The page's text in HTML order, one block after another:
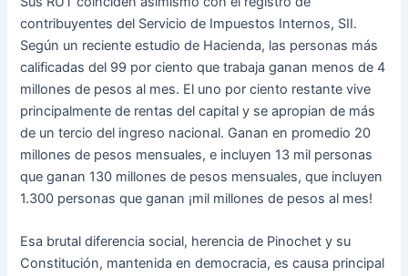
contribuyentes del Servicio de Impuestos Internos, SII.
Según un reciente estudio de Hacienda, las personas más
calificadas del 99 por ciento que trabaja ganan menos de 4
millones de pesos al mes. El uno por ciento restante vive
principalmente de rentas del capital y se apropian de más
de un tercio del ingreso nacional. Ganan en promedio 20
millones de pesos mensuales, e incluyen 13 mil personas
que ganan 130 millones de pesos mensuales, que incluyen
1.300 personas que ganan ¡mil millones de pesos al mes!
Esa brutal diferencia social, herencia de Pinochet y su
Constitución, mantenida en democracia, es causa principal